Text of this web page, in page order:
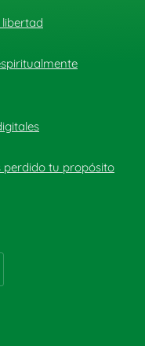
perdido tu propósito